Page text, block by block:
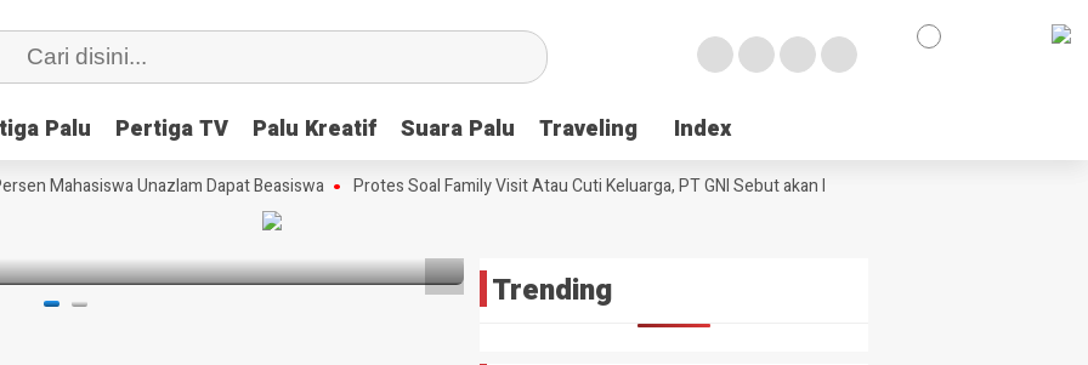
Palu Pertiga TV Palu Kreatif Suara Palu Traveling Index
Palu Pertiga TV Palu Kreatif Suara Palu Traveling Index
Mahasiswa Unazlam Dapat Beasiswa Protes Soal Family Visit Atau Cuti Keluarga, PT GNI Sebut akan Berlaku Januari 2027
Babi
HEADLINE
Wabup Poso Jemput Peluang Besar Kakao Sulawesi di
Makassar
Langkah
Strategis
Cetak
Bibit
Unggul
Futsal
Time
Mengurangi
Konsumtif
Teknologi
Digital di
Trending